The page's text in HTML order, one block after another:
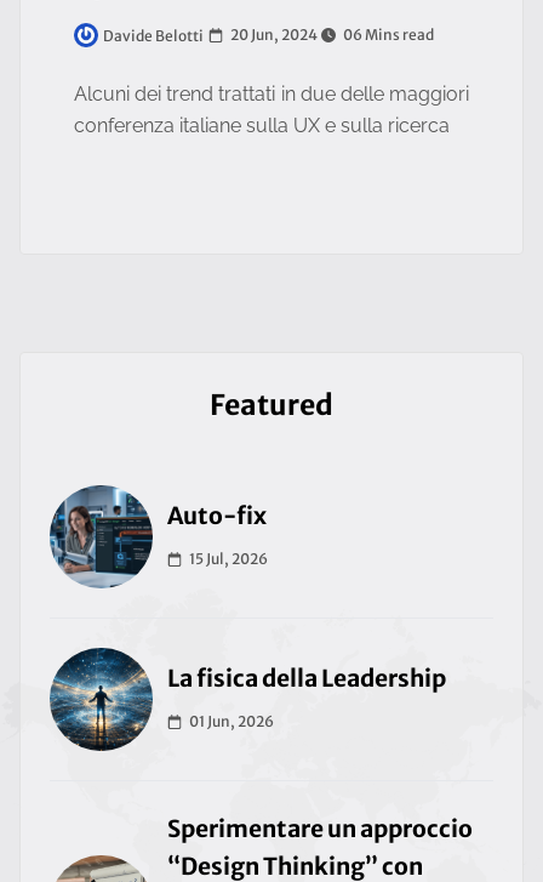
Davide Belotti 20 Jun, 2024 06 Mins read
Alcuni dei trend trattati in due delle maggiori
conferenza italiane sulla UX e sulla ricerca
Featured
Auto-fix
15 Jul, 2026
La fisica della Leadership
01 Jun, 2026
Sperimentare un approccio
“Design Thinking” con